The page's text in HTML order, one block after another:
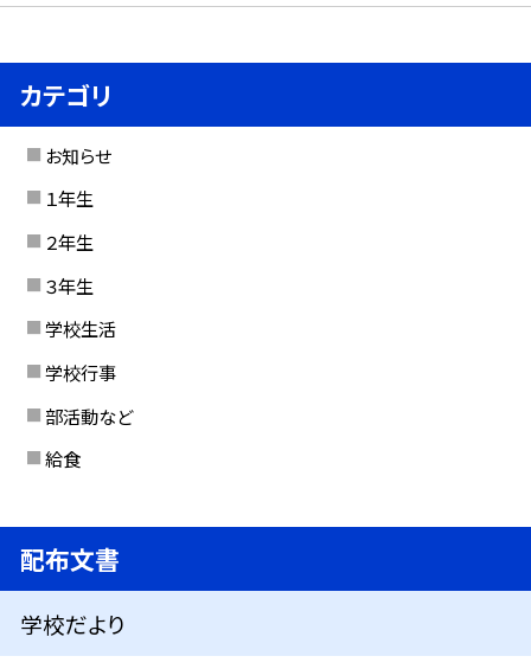
カテゴリ
お知らせ
１年生
２年生
３年生
学校生活
学校行事
部活動など
給食
配布文書
学校だより